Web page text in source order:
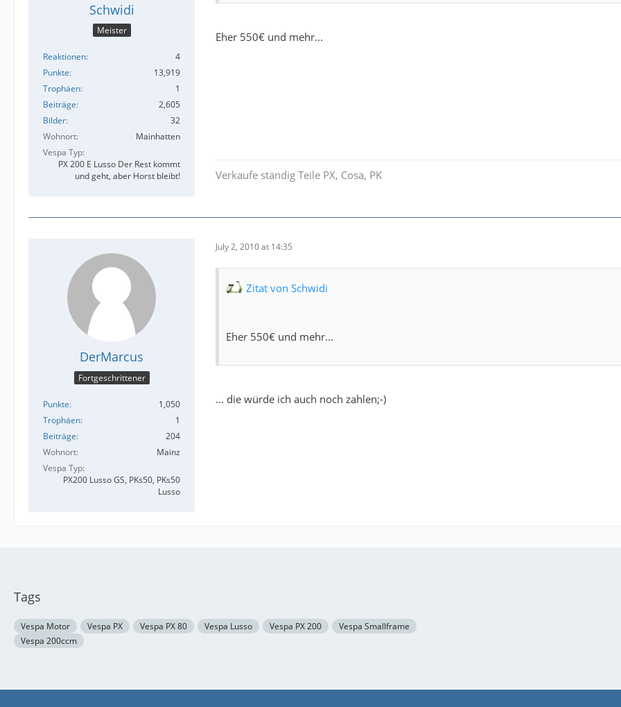
Schwidi
Meister
Reaktionen
4
Punkte
13,919
Trophäen
1
Beiträge
2,605
Bilder
32
Wohnort
Mainhatten
Vespa Typ
PX 200 E Lusso Der Rest kommt
und geht, aber Horst bleibt!
Eher 550€ und mehr...
Verkaufe ständig Teile PX, Cosa, PK
DerMarcus
Fortgeschrittener
Punkte
1,050
Trophäen
1
Beiträge
204
Wohnort
Mainz
Vespa Typ
PX200 Lusso GS, PKs50, PKs50
Lusso
July 2, 2010 at 14:35
Zitat von Schwidi
Eher 550€ und mehr...
... die würde ich auch noch zahlen;-)
Tags
Vespa Motor Vespa PX Vespa PX 80 Vespa Lusso Vespa PX 200
Vespa Smallframe
Vespa 200ccm